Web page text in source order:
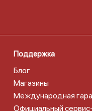
Поддержка
Блог
Магазины
Международная
Официальный